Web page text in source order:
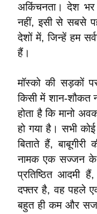
अकिंचनता। देश
नहीं, इसी से सबसे
देशों में, जिन्हें हम
हैं।
मॉस्को की सड़कों
किसी में शान-शौकत
होता है कि मानो
हो गया है। सभी
बिताते हैं,
नामक एक सज्जन के
प्रतिष्ठित आदमी
दफ्तर है, वह पहले
बहुत ही कम और